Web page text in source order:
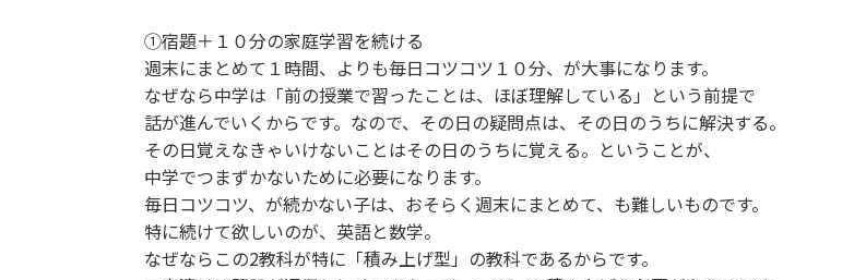
①宿題＋１０分の家庭学習を続ける
週末にまとめて１時間、よりも毎日コツコツ１０分、が大事になります。
なぜなら中学は「前の授業で習ったことは、ほぼ理解している」という前提で
話が進んでいくからです。なので、その日の疑問点は、その日のうちに解決する。
その日覚えなきゃいけないことはその日のうちに覚える。ということが、
中学でつまずかないために必要になります。
毎日コツコツ、が続かない子は、おそらく週末にまとめて、も難しいものです。
特に続けて欲しいのが、英語と数学。
なぜならこの2教科が特に「積み上げ型」の教科であるからです。